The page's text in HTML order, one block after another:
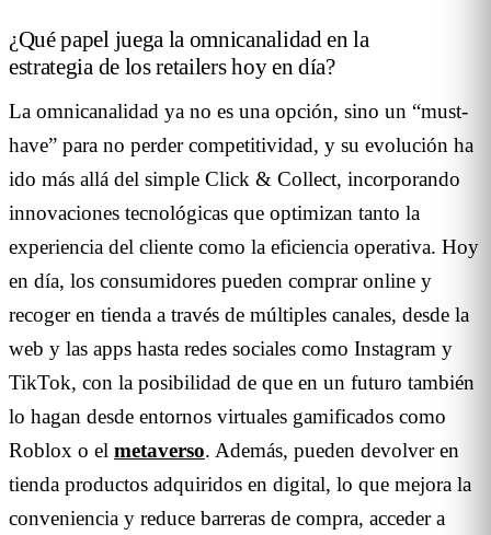
¿Qué papel juega la omnicanalidad en la
estrategia de los retailers hoy en día?
La omnicanalidad ya no es una opción, sino un “must-
have” para no perder competitividad, y su evolución ha
ido más allá del simple Click & Collect, incorporando
innovaciones tecnológicas que optimizan tanto la
experiencia del cliente como la eficiencia operativa. Hoy
en día, los consumidores pueden comprar online y
recoger en tienda a través de múltiples canales, desde la
web y las apps hasta redes sociales como Instagram y
TikTok, con la posibilidad de que en un futuro también
lo hagan desde entornos virtuales gamificados como
Roblox o el metaverso. Además, pueden devolver en
tienda productos adquiridos en digital, lo que mejora la
conveniencia y reduce barreras de compra, acceder a